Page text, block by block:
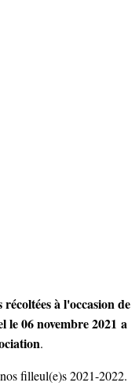
à l'occasion de
le 06 novembre 2021 a
.
filleul(e)s 2021-2022.